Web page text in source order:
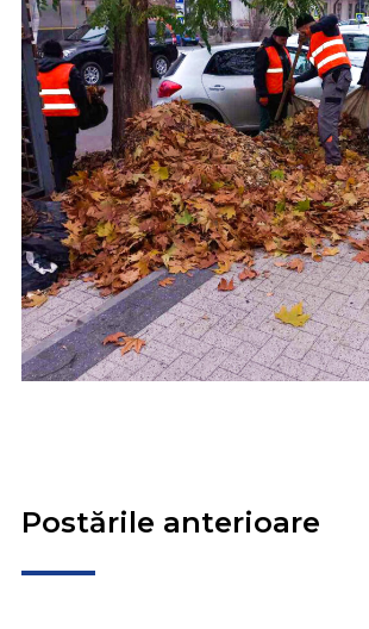
Postările anterioare